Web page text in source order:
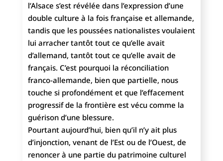
l’Alsace s’est révélée dans l’expression d’une
double culture à la fois française et allemande,
tandis que les poussées nationalistes voulaient
lui arracher tantôt tout ce qu’elle avait
d’allemand, tantôt tout ce qu’elle avait de
français. C’est pourquoi la réconciliation
franco-allemande, bien que partielle, nous
touche si profondément et que l’effacement
progressif de la frontière est vécu comme la
guérison d’une blessure.
Pourtant aujourd’hui, bien qu’il n’y ait plus
d’injonction, venant de l’Est ou de l’Ouest, de
renoncer à une partie du patrimoine culturel